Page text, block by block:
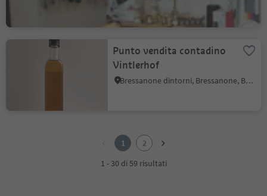
Punto vendita contadino
Vintlerhof
Bressanone dintorni, Bressanone, Bressanone e dintorni
1
2
1 - 30 di 59 risultati